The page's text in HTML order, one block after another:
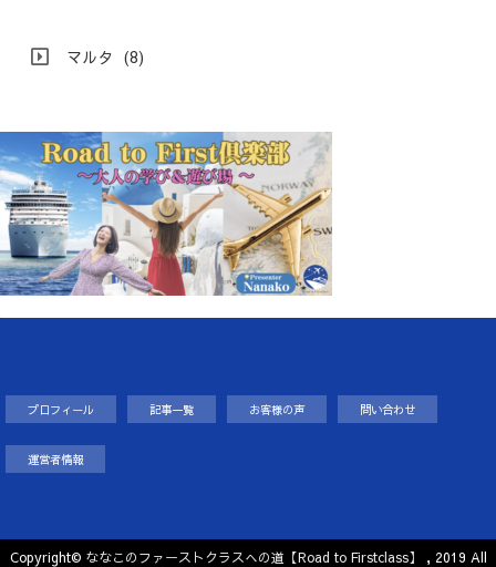
マルタ (8)
プロフィール 記事一覧 お客様の声 問い合わせ
運営者情報
Copyright© ななこのファーストクラスへの道【Road to Firstclass】 , 2019 All